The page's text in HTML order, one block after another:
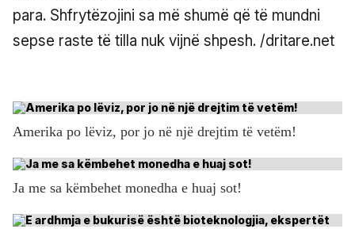
para. Shfrytëzojini sa më shumë që të mundni
sepse raste të tilla nuk vijnë shpesh. /dritare.net
Amerika po lëviz, por jo në një drejtim të vetëm!
Ja me sa këmbehet monedha e huaj sot!